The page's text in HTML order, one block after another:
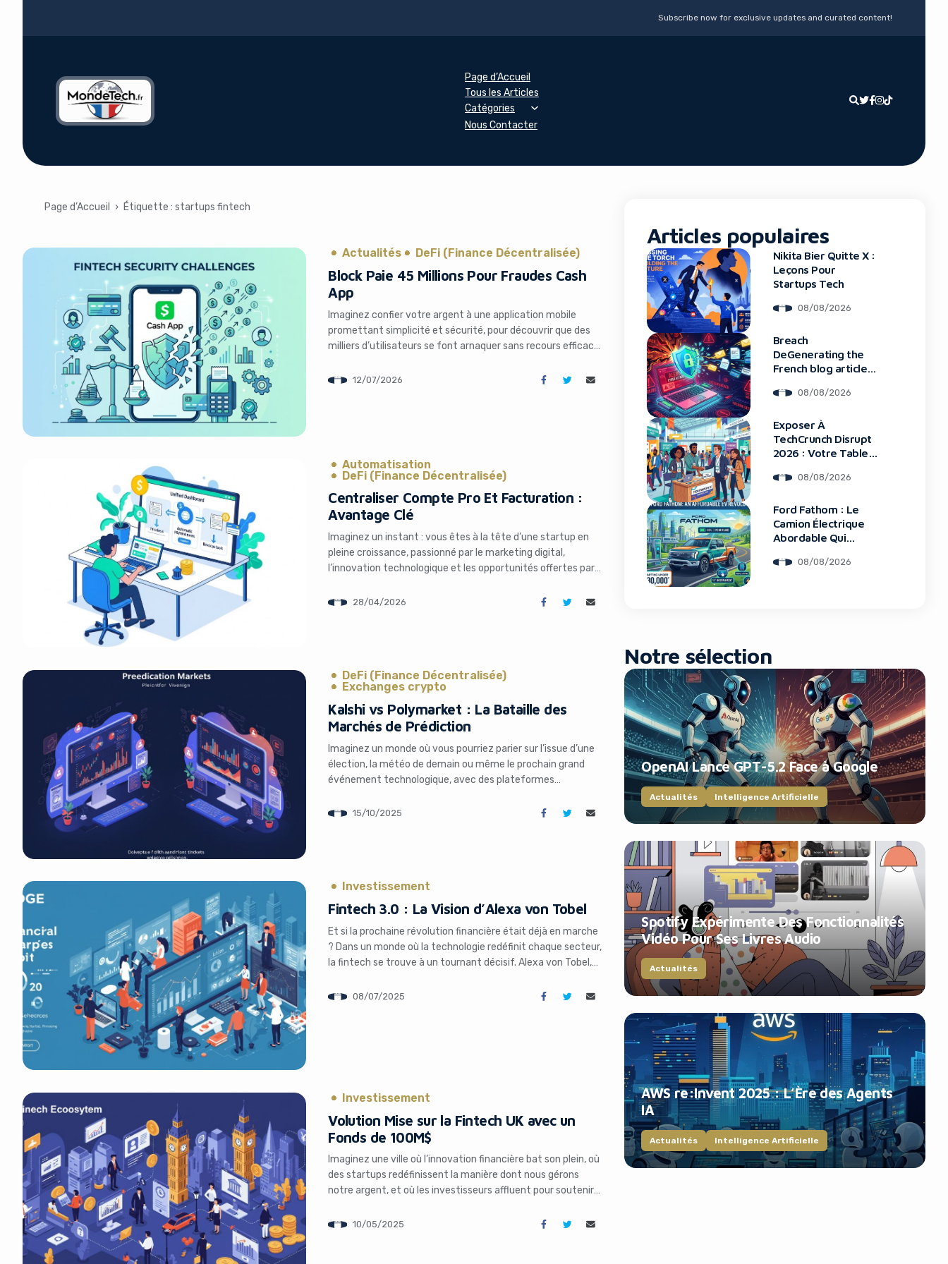
Subscribe now for exclusive updates and curated content!
Page d’Accueil
Tous les Articles
Catégories
Nous Contacter
Page d’Accueil › Étiquette :startups fintech
Actualités DeFi (Finance Décentralisée)
Block Paie 45 Millions Pour Fraudes Cash
App
Imaginez confier votre argent à une application mobile
promettant simplicité et sécurité, pour découvrir que des
milliers d’utilisateurs se font arnaquer sans recours efficace.
l’application phare de Block, qui vient de conclure un accord
12/07/2026
Automatisation
DeFi (Finance Décentralisée)
Centraliser Compte Pro Et Facturation :
Avantage Clé
Imaginez un instant : vous êtes à la tête d’une startup en
pleine croissance, passionné par le marketing digital,
l’innovation technologique et les opportunités offertes par
jongler entre votre compte bancaire professionnel et votre
28/04/2026
DeFi (Finance Décentralisée)
Exchanges crypto
Kalshi vs Polymarket : La Bataille des
Marchés de Prédiction
Imaginez un monde où vous pourriez parier sur l’issue d’une
élection, la météo de demain ou même le prochain grand
événement technologique, avec des plateformes
une croissance fulgurante. Les marchés de prédiction, ces
15/10/2025
Investissement
Fintech 3.0 : La Vision d’Alexa von Tobel
Et si la prochaine révolution financière était déjà en marche
? Dans un monde où la technologie redéfinit chaque secteur,
la fintech se trouve à un tournant décisif. Alexa von Tobel,
parle de « fintech 3.0 » comme d’une vague d’innovations
08/07/2025
Investissement
Volution Mise sur la Fintech UK avec un
Fonds de 100M$
Imaginez une ville où l’innovation financière bat son plein, où
des startups redéfinissent la manière dont nous gérons
notre argent, et où les investisseurs affluent pour soutenir
la fintech. Alors que le secteur britannique connaît une
10/05/2025
Articles populaires
Nikita Bier Quitte X :
Leçons Pour
Startups Tech
08/08/2026
Breach
DeGenerating the
French blog article
: Tous Les Clients
08/08/2026
Exposer À
TechCrunch Disrupt
2026 : Votre Table
L’Innovation
08/08/2026
Ford Fathom : Le
Camion Électrique
Abordable Qui
Marché08/08/2026
Notre sélection
OpenAI Lance GPT-5.2 Face à Google
Actualités Intelligence Artificielle
Spotify Expérimente Des Fonctionnalités
Vidéo Pour Ses Livres Audio
Actualités
AWS re:Invent 2025 : L’Ère des Agents
IA
Actualités Intelligence Artificielle
It looks like you're using an ad-blocker!